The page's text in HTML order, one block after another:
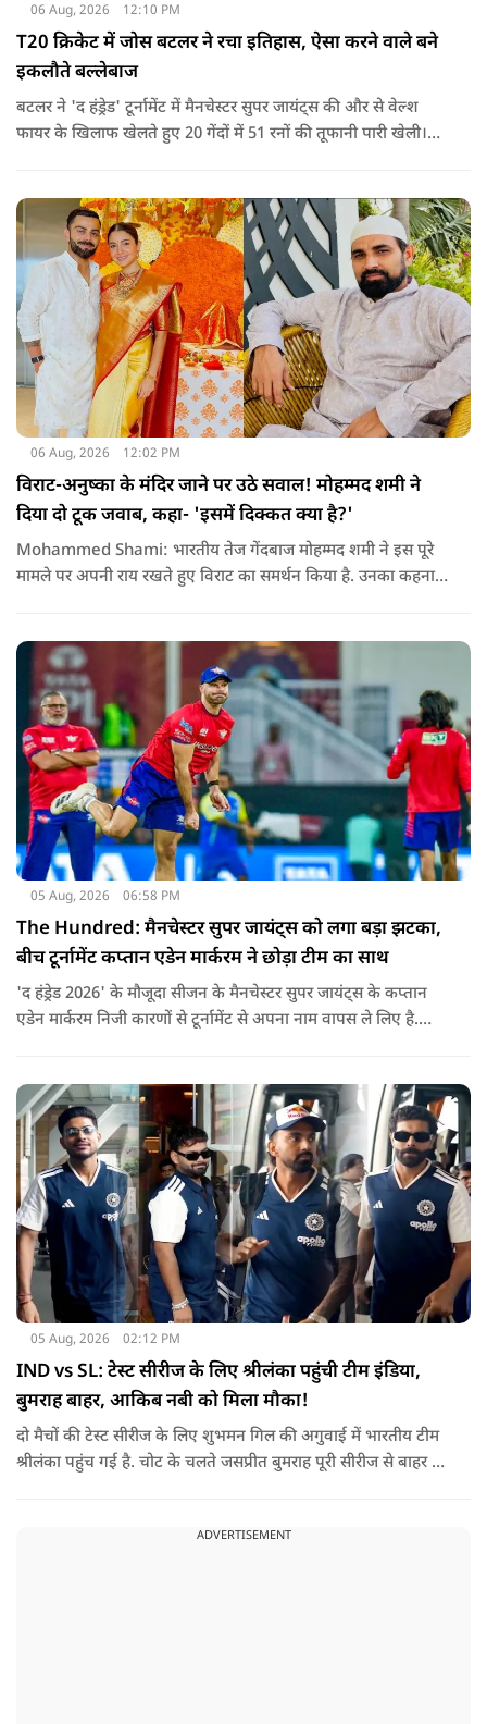
06 Aug, 2026 12:10 PM
T20 क्रिकेट में जोस बटलर ने रचा इतिहास, ऐसा करने वाले बने
इकलौते बल्लेबाज
बटलर ने 'द हंड्रेड' टूर्नामेंट में मैनचेस्टर सुपर जायंट्स की और से वेल्श
फायर के खिलाफ खेलते हुए 20 गेंदों में 51 रनों की तूफानी पारी खेली।
06 Aug, 2026 12:02 PM
विराट-अनुष्का के मंदिर जाने पर उठे सवाल! मोहम्मद शमी ने
दिया दो टूक जवाब, कहा- 'इसमें दिक्कत क्या है?'
Mohammed Shami: भारतीय तेज गेंदबाज मोहम्मद शमी ने इस पूरे
मामले पर अपनी राय रखते हुए विराट का समर्थन किया है. उनका कहना है
05 Aug, 2026 06:58 PM
The Hundred: मैनचेस्टर सुपर जायंट्स को लगा बड़ा झटका,
बीच टूर्नामेंट कप्तान एडेन मार्करम ने छोड़ा टीम का साथ
'द हंड्रेड 2026' के मौजूदा सीजन के मैनचेस्टर सुपर जायंट्स के कप्तान
एडेन मार्करम निजी कारणों से टूर्नामेंट से अपना नाम वापस ले लिए है.
05 Aug, 2026 02:12 PM
IND vs SL: टेस्ट सीरीज के लिए श्रीलंका पहुंची टीम इंडिया,
बुमराह बाहर, आकिब नबी को मिला मौका!
दो मैचों की टेस्ट सीरीज के लिए शुभमन गिल की अगुवाई में भारतीय टीम
श्रीलंका पहुंच गई है. चोट के चलते जसप्रीत बुमराह पूरी सीरीज से बाहर हो
ADVERTISEMENT